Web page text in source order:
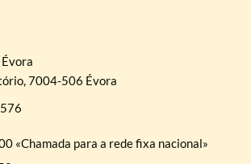
7004-506 Évora
«Chamada para a rede fixa nacional»